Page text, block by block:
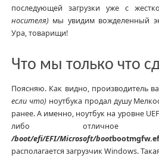
последующей загрузки уже с
носителя) мы увидим вожделенный
Ура, товарищи!
Что мы только что
Поясняю. Как видно, производитель
если что) ноутбука продал душу
ранее. А именно, ноутбук на уровне
либо
/boot/efi/EFI/Microsoft/boot
располагается загрузчик Windows.